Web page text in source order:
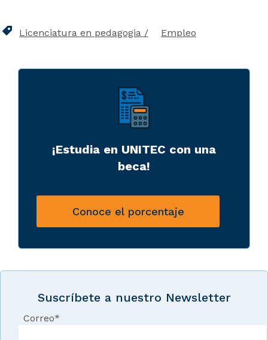
Licenciatura en pedagogia Empleo
¡Estudia en UNITEC con una
beca!
Conoce el porcentaje
Suscríbete a nuestro Newsletter
Correo*